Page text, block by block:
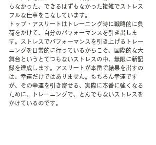
もなかった、できるはずもなかった複雑でストレス
フルな仕事をこなしています。
トップ・アスリートはトレーニング時に戦略的に負
荷をかけて、自分のパフォーマンスを引き出しま
す。ストレスでパフォーマンスを引き上げるトレー
ニングを日常的に行っているからこそ、国際的な大
舞台というとてつもないストレスの中、無限に新記
録を達成します。アスリートが本番で結果を出すの
は、幸運だけではありません。もちろん幸運です
が、その幸運を引き寄せる、実際に本番に強くなる
ために、トレーニングで、とんでもないストレスを
かけているのです。